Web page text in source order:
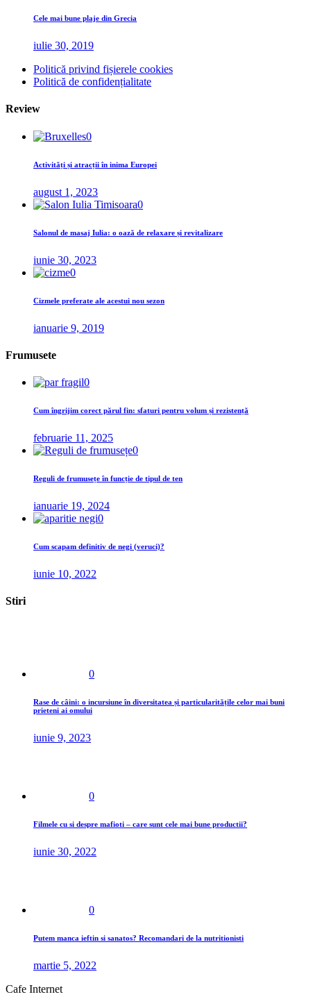
Cele mai bune plaje din Grecia
iulie 30, 2019
Politică privind fișierele cookies
Politică de confidențialitate
Review
0
Activități și atracții în inima Europei
august 1, 2023
0
Salonul de masaj Iulia: o oază de relaxare și revitalizare
iunie 30, 2023
0
Cizmele preferate ale acestui nou sezon
ianuarie 9, 2019
Frumusete
0
Cum îngrijim corect părul fin: sfaturi pentru volum și rezistență
februarie 11, 2025
0
Reguli de frumusețe în funcție de tipul de ten
ianuarie 19, 2024
0
Cum scapam definitiv de negi (veruci)?
iunie 10, 2022
Stiri
0
Rase de câini: o incursiune în diversitatea și particularitățile celor mai buni
prieteni ai omului
iunie 9, 2023
0
Filmele cu si despre mafioti – care sunt cele mai bune productii?
iunie 30, 2022
0
Putem manca ieftin si sanatos? Recomandari de la nutritionisti
martie 5, 2022
Cafe Internet